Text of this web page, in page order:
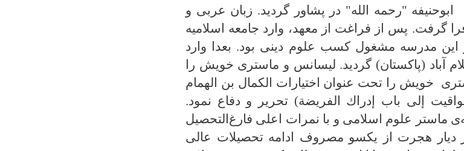
"رحمه الله" در پشاور گردید. زبان عربی و
گرفت. پس از فراغت از معهد، وارد جامعه اسلامیه
این مدرسه مشغول کسب علوم دینی بود. بعدا وارد
آباد (پاکستان) گردید. لیسانس و ماستری خویش را
خویش را تحت عنوان اختیارات الكمال بن الهمام
إلى باب إدراك الفريضة) تحرير و دفاع نمود.
ماستر علوم اسلامی و با نمرات اعلی فارغ‌التحصیل
دیار هجرت از یکسو مصروف ادامه تحصیلات عالی